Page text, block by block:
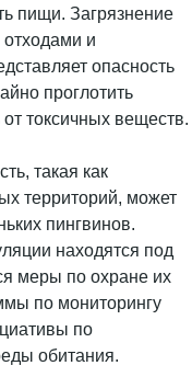
пищи. Загрязнение
отходами и
опасность
проглотить
токсичных веществ.
такая как
территорий, может
пингвинов.
находятся под
меры по охране их
по мониторингу
по
обитания.